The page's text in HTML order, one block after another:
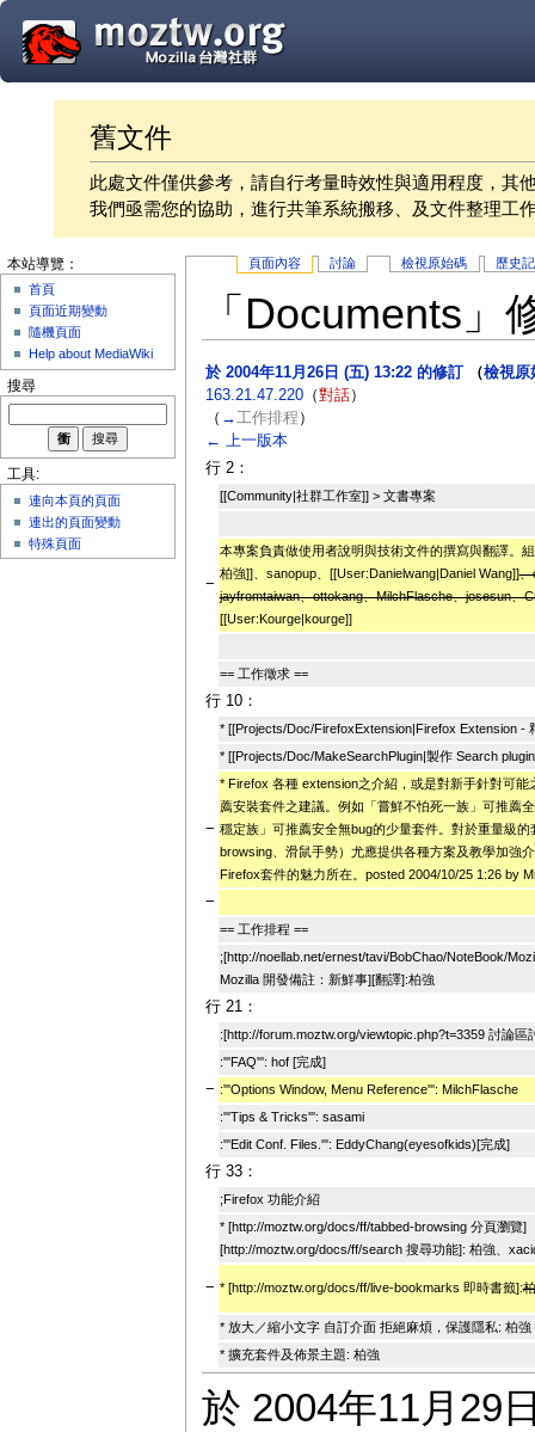
舊文件
此處文件僅供參考，請自行考量時效性與適用程度，其
我們亟需您的協助，進行共筆系統搬移、及文件整理工
頁面內容 討論 檢視原始碼 歷史
「Documents」
於 2004年11月26日 (五) 13:22 的修訂 （檢視原
163.21.47.220（對話）
（ →工作排程 ）
← 上一版本
行 2：
[[Community|社群工作室]] > 文書專案
−
本專案負責做使用者說明與技術文件的撰寫與翻譯。
柏強]]、sanopup、[[User:Danielwang|Daniel Wang]]、
jayfromtaiwan、ottokang、MilchFlasche、josesun、
[[User:Kourge|kourge]]
== 工作徵求 ==
行 10：
* [[Projects/Doc/FirefoxExtension|Firefox Extension -
* [[Projects/Doc/MakeSearchPlugin|製作 Search
−
* Firefox 各種 extension之介紹，或是對新手針對可能
薦安裝套件之建議。例如「嘗鮮不怕死一族」可推薦
穩定族」可推薦安全無bug的少量套件。對於重量級的
browsing、滑鼠手勢）尤應提供各種方案及教學加強
Firefox套件的魅力所在。posted 2004/10/25 1:26 by
−
== 工作排程 ==
;[http://noellab.net/ernest/tavi/BobChao/NoteBook/
Mozilla 開發備註：新鮮事][翻譯]:柏強
行 21：
:[http://forum.moztw.org/viewtopic.php?t=3359 討論區
:'''FAQ''': hof [完成]
− :'''Options Window, Menu Reference''': MilchFlasche
:'''Tips & Tricks''': sasami
:'''Edit Conf. Files.''': EddyChang(eyesofkids)[完成]
行 33：
;Firefox 功能介紹
* [http://moztw.org/docs/ff/tabbed-browsing 分頁瀏覽]
[http://moztw.org/docs/ff/search 搜尋功能]: 柏強、
− * [http://moztw.org/docs/ff/live-bookmarks 即時書籤]:
* 放大／縮小文字 自訂介面 拒絕麻煩，保護隱私: 柏強
* 擴充套件及佈景主題: 柏強
於 2004年11月29
本站導覽：
首頁
頁面近期變動
隨機頁面
Help about MediaWiki
搜尋
工具:
連向本頁的頁面
連出的頁面變動
特殊頁面